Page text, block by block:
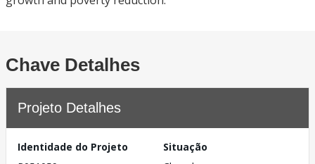
Chave Detalhes
Projeto Detalhes
Identidade do Projeto
Situação